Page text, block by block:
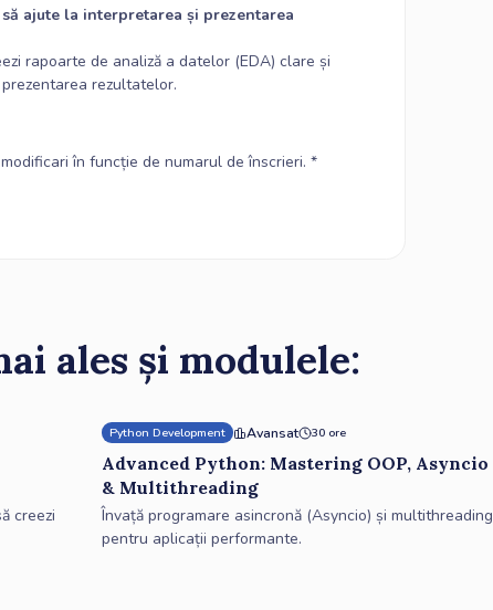
ajute la interpretarea și prezentarea
rapoarte de analiză a datelor (EDA) clare și
rezultatelor.
în funcție de numarul de înscrieri. *
ales și modulele:
creezi
Python Development Avansat 30 ore
Advanced Python: Mastering OOP, Asyncio
& Multithreading
Învață programare asincronă (Asyncio) și multithreading
pentru aplicații performante.